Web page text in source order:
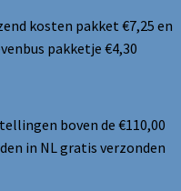
kosten pakket €7,25 en
pakketje €4,30
boven de €110,00
in NL gratis verzonden